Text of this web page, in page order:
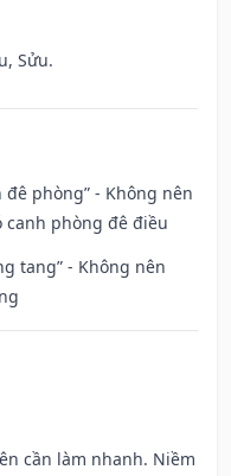
Sửu.
phòng” - Không nên
phòng đê điều
tang” - Không nên
cần làm nhanh. Niềm